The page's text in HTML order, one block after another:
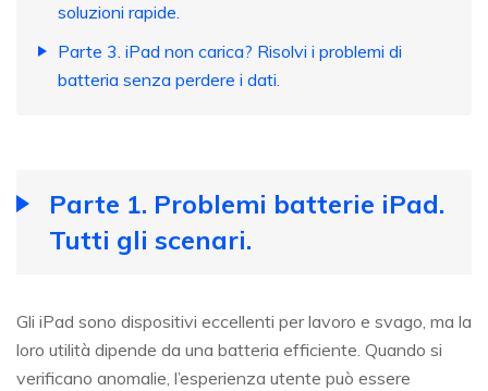
soluzioni rapide.
Parte 3. iPad non carica? Risolvi i problemi di
batteria senza perdere i dati.
Parte 1. Problemi batterie iPad.
Tutti gli scenari.
Gli iPad sono dispositivi eccellenti per lavoro e svago, ma la
loro utilità dipende da una batteria efficiente. Quando si
verificano anomalie, l’esperienza utente può essere